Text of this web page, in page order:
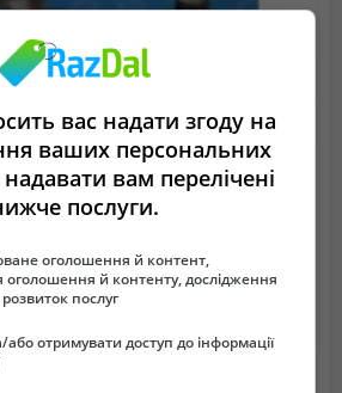
вас надати згоду на
ваших персональних
вам перелічені
послуги.
оголошення й контент,
оголошення й контенту, дослідження
розвиток послуг
або отримувати доступ до інформації